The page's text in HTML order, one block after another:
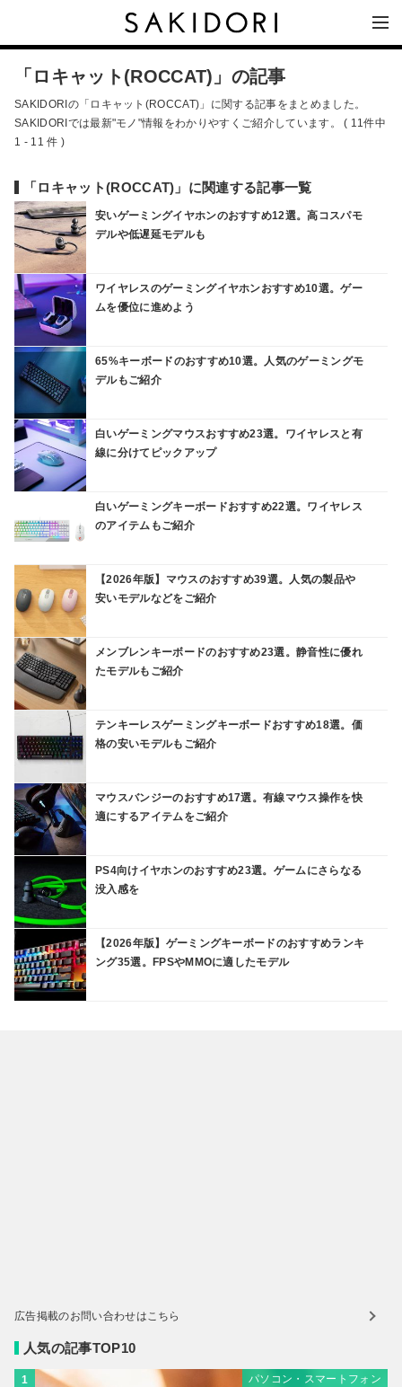
「ロキャット(ROCCAT)」の記事
SAKIDORIの「ロキャット(ROCCAT)」に関する記事をまとめました。
SAKIDORIでは最新"モノ"情報をわかりやすくご紹介しています。 ( 11件中
1 - 11 件 )
「ロキャット(ROCCAT)」に関連する記事一覧
安いゲーミングイヤホンのおすすめ12選。高コスパモ
デルや低遅延モデルも
ワイヤレスのゲーミングイヤホンおすすめ10選。ゲー
ムを優位に進めよう
65%キーボードのおすすめ10選。人気のゲーミングモ
デルもご紹介
白いゲーミングマウスおすすめ23選。ワイヤレスと有
線に分けてピックアップ
白いゲーミングキーボードおすすめ22選。ワイヤレス
のアイテムもご紹介
【2026年版】マウスのおすすめ39選。人気の製品や
安いモデルなどをご紹介
メンブレンキーボードのおすすめ23選。静音性に優れ
たモデルもご紹介
テンキーレスゲーミングキーボードおすすめ18選。価
格の安いモデルもご紹介
マウスバンジーのおすすめ17選。有線マウス操作を快
適にするアイテムをご紹介
PS4向けイヤホンのおすすめ23選。ゲームにさらなる
没入感を
【2026年版】ゲーミングキーボードのおすすめランキ
ング35選。FPSやMMOに適したモデル
広告掲載のお問い合わせはこちら
人気の記事TOP10
1 パソコン・スマートフォン